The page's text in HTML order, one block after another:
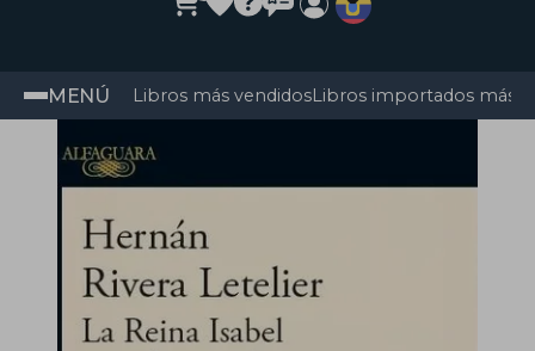
MENÚ Libros más vendidosLibros importados más